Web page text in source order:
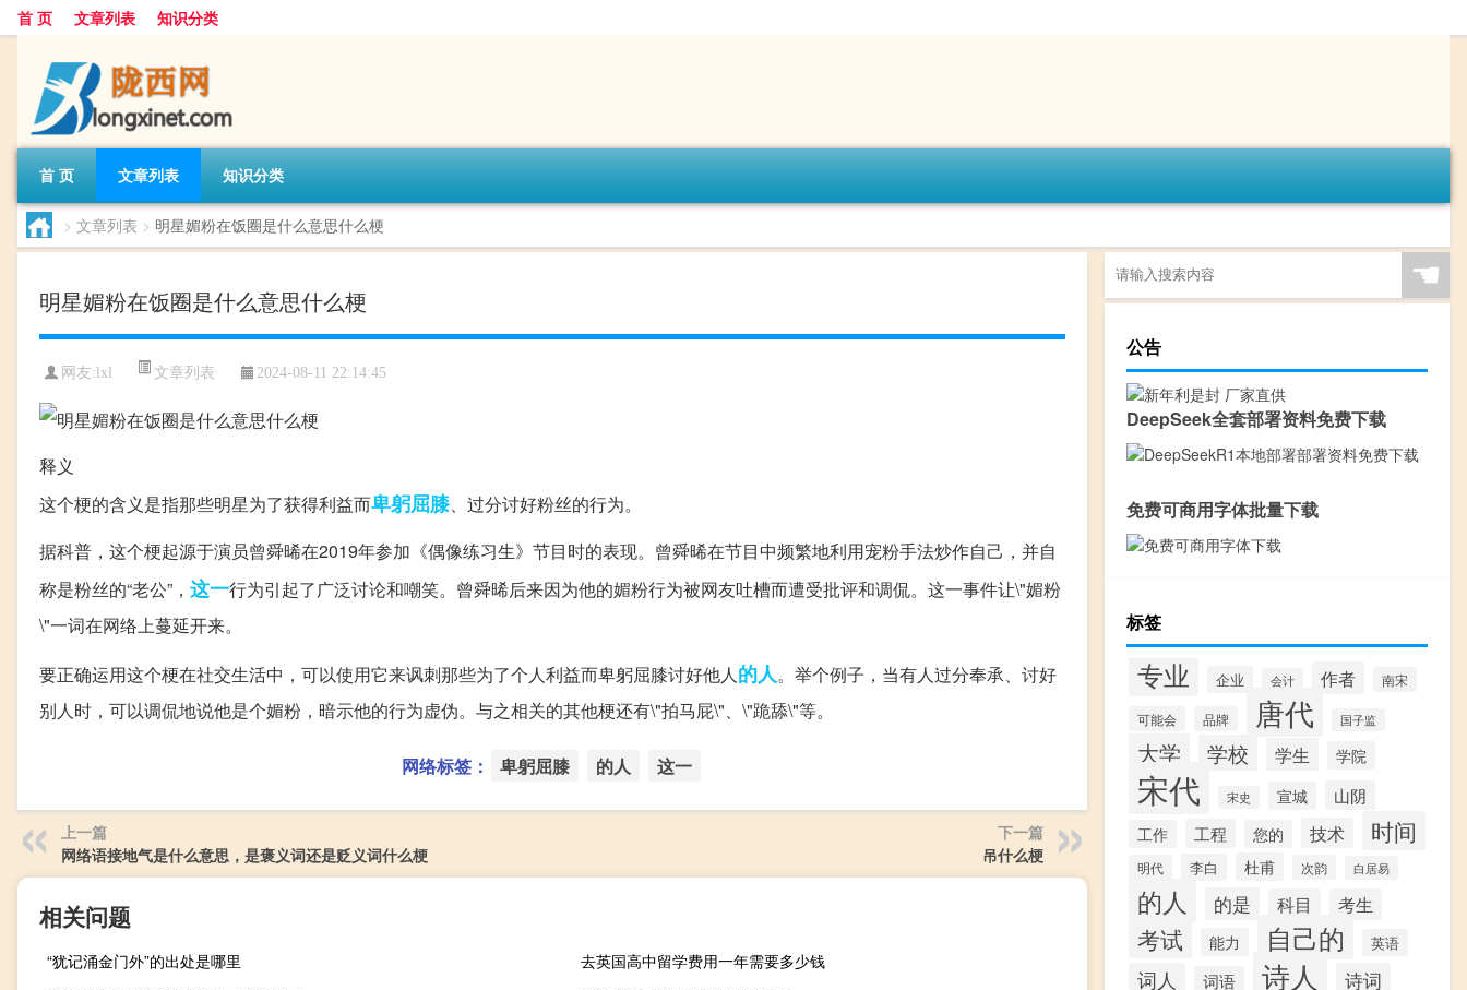
首 页 文章列表 知识分类
首 页 文章列表 知识分类
> 文章列表 > 明星媚粉在饭圈是什么意思什么梗
明星媚粉在饭圈是什么意思什么梗
网友: lxl 文章列表 2024-08-11 22:14:45
释义
这个梗的含义是指那些明星为了获得利益而卑躬屈膝、过分讨好粉丝的行为。
据科普，这个梗起源于演员曾舜晞在2019年参加《偶像练习生》节目时的表现。曾舜晞在节目中频繁地利用宠粉手法炒作自己，并自
称是粉丝的“老公”， 这一行为引起了广泛讨论和嘲笑。曾舜晞后来因为他的媚粉行为被网友吐槽而遭受批评和调侃。这一事件让\"媚粉
\"一词在网络上蔓延开来。
要正确运用这个梗在社交生活中，可以使用它来讽刺那些为了个人利益而卑躬屈膝讨好他人的人。举个例子，当有人过分奉承、讨好
别人时，可以调侃地说他是个媚粉，暗示他的行为虚伪。与之相关的其他梗还有\"拍马屁\"、\"跪舔\"等。
网络标签： 卑躬屈膝 的人 这一
上一篇
网络语接地气是什么意思，是褒义词还是贬义词什么梗
下一篇
吊什么梗
相关问题
“犹记涌金门外”的出处是哪里
去英国高中留学费用一年需要多少钱
☚
公告
DeepSeek全套部署资料免费下载
免费可商用字体批量下载
标签
专业 企业 会计 作者 南宋
可能会 品牌 唐代 国子监
大学 学校 学生 学院
宋代 宋史 宣城 山阴
工作 工程 您的 技术 时间
明代 李白 杜甫 次韵 白居易
的人 的是 科目 考生
考试 能力 自己的 英语
词人 词语 诗人 诗词